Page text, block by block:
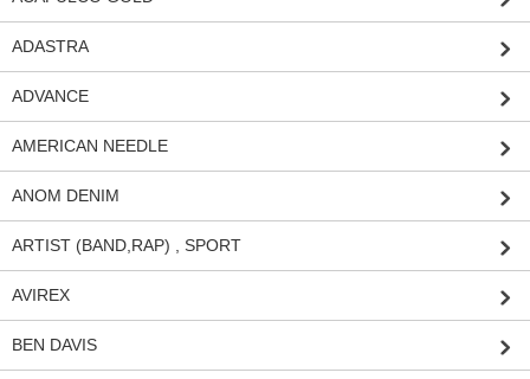
ADASTRA
ADVANCE
AMERICAN NEEDLE
ANOM DENIM
ARTIST (BAND,RAP) , SPORT
AVIREX
BEN DAVIS